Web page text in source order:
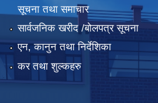
सूचना तथा समाचार
सार्वजनिक खरीद /बोलपत्र सूचना
एन, कानुन तथा निर्देशिका
कर तथा शुल्कहरु